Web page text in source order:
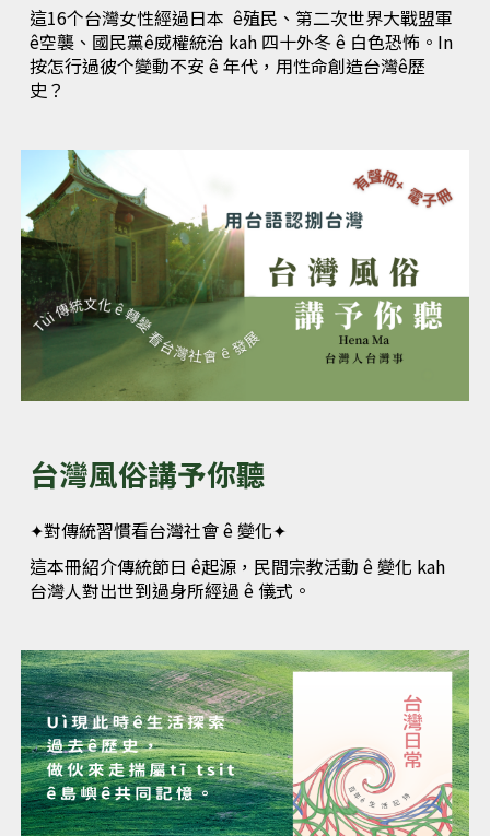
這16个台灣女性經過日本 ê殖民、第二次世界大戰盟軍
ê空襲、國民黨ê威權統治 kah 四十外冬 ê 白色恐怖。In
按怎行過彼个變動不安 ê 年代，用性命創造台灣ê歷
史？
台灣風俗講予你聽
✦對傳統習慣看台灣社會ê變化✦
這本冊紹介傳統節日 ê起源，民間宗教活動 ê 變化 kah
台灣人對出世到過身所經過 ê 儀式。